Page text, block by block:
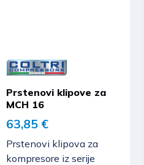
Prstenovi klipove za
MCH 16
63,85 €
Prstenovi klipova za
kompresore iz serije